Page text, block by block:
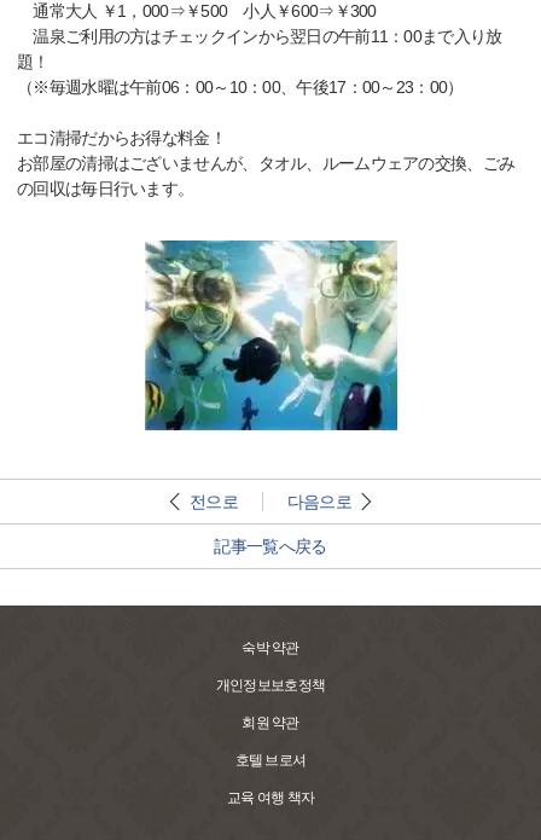
通常大人 ￥1，000⇒￥500 小人￥600⇒￥300
温泉ご利用の方はチェックインから翌日の午前11：00まで入り放
題！
（※毎週水曜は午前06：00～10：00、午後17：00～23：00）
エコ清掃だからお得な料金！
お部屋の清掃はございませんが、タオル、ルームウェアの交換、ごみ
の回収は毎日行います。
전으로 다음으로
記事一覧へ戻る
숙박 약관
개인정보보호정책
회원 약관
호텔 브로셔
교육 여행 책자